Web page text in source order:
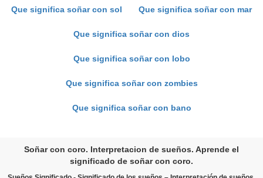
Que significa soñar con sol Que significa soñar con mar
Que significa soñar con dios
Que significa soñar con lobo
Que significa soñar con zombies
Que significa soñar con bano
Soñar con coro. Interpretacion de sueños. Aprende el
significado de soñar con coro.